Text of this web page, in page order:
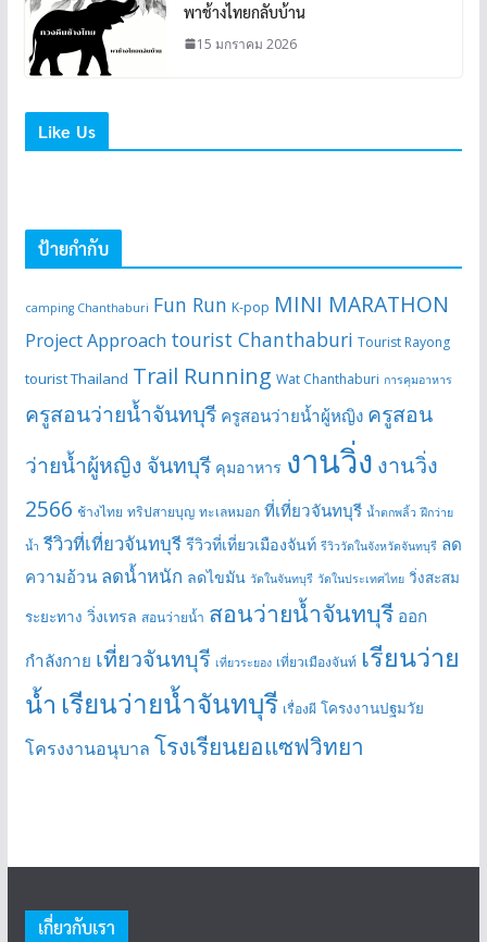
พาช้างไทยกลับบ้าน
15 มกราคม 2026
Like Us
ป้ายกำกับ
camping Chanthaburi Fun Run K-pop MINI MARATHON
Project Approach tourist Chanthaburi Tourist Rayong
tourist Thailand Trail Running Wat Chanthaburi การคุมอาหาร
ครูสอนว่ายน้ำจันทบุรี ครูสอนว่ายน้ำผู้หญิง ครูสอน
ว่ายน้ำผู้หญิง จันทบุรี คุมอาหาร งานวิ่ง งานวิ่ง
2566 ช้างไทย ทริปสายบุญ ทะเลหมอก ที่เที่ยวจันทบุรี น้ำตกพลิ้ว ฝึกว่าย
น้ำ รีวิวที่เที่ยวจันทบุรี รีวิวที่เที่ยวเมืองจันท์ รีวิววัดในจังหวัดจันทบุรี ลด
ความอ้วน ลดน้ำหนัก ลดไขมัน วัดในจันทบุรี วัดในประเทศไทย วิ่งสะสม
ระยะทาง วิ่งเทรล สอนว่ายน้ำ สอนว่ายน้ำจันทบุรี ออก
กำลังกาย เที่ยวจันทบุรี เที่ยวระยอง เที่ยวเมืองจันท์ เรียนว่าย
น้ำ เรียนว่ายน้ำจันทบุรี เรื่องผี โครงงานปฐมวัย
โครงงานอนุบาล โรงเรียนยอแซฟวิทยา
เกี่ยวกับเรา